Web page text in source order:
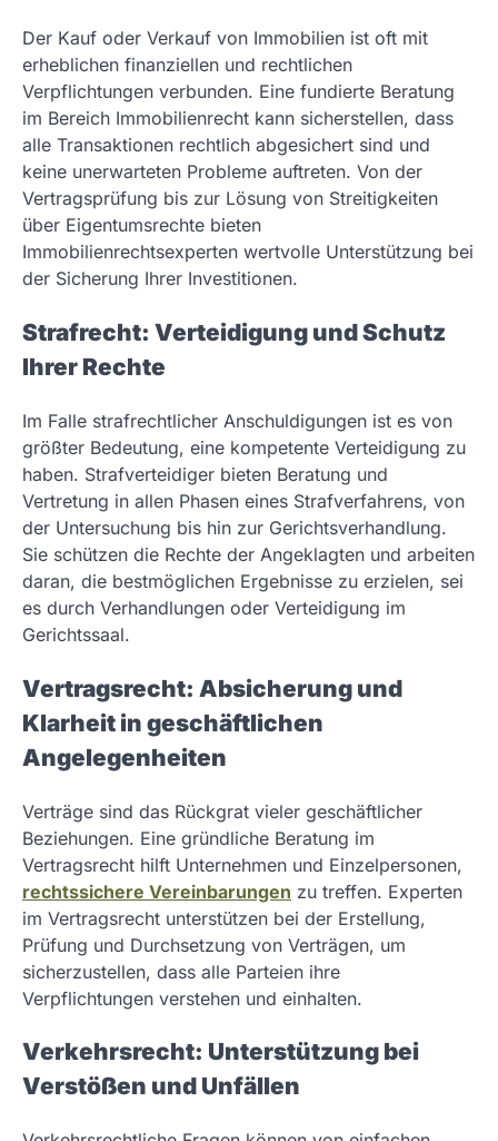
Der Kauf oder Verkauf von Immobilien ist oft mit
erheblichen finanziellen und rechtlichen
Verpflichtungen verbunden. Eine fundierte Beratung
im Bereich Immobilienrecht kann sicherstellen, dass
alle Transaktionen rechtlich abgesichert sind und
keine unerwarteten Probleme auftreten. Von der
Vertragsprüfung bis zur Lösung von Streitigkeiten
über Eigentumsrechte bieten
Immobilienrechtsexperten wertvolle Unterstützung bei
der Sicherung Ihrer Investitionen.
Strafrecht: Verteidigung und Schutz
Ihrer Rechte
Im Falle strafrechtlicher Anschuldigungen ist es von
größter Bedeutung, eine kompetente Verteidigung zu
haben. Strafverteidiger bieten Beratung und
Vertretung in allen Phasen eines Strafverfahrens, von
der Untersuchung bis hin zur Gerichtsverhandlung.
Sie schützen die Rechte der Angeklagten und arbeiten
daran, die bestmöglichen Ergebnisse zu erzielen, sei
es durch Verhandlungen oder Verteidigung im
Gerichtssaal.
Vertragsrecht: Absicherung und
Klarheit in geschäftlichen
Angelegenheiten
Verträge sind das Rückgrat vieler geschäftlicher
Beziehungen. Eine gründliche Beratung im
Vertragsrecht hilft Unternehmen und Einzelpersonen,
rechtssichere Vereinbarungen zu treffen. Experten
im Vertragsrecht unterstützen bei der Erstellung,
Prüfung und Durchsetzung von Verträgen, um
sicherzustellen, dass alle Parteien ihre
Verpflichtungen verstehen und einhalten.
Verkehrsrecht: Unterstützung bei
Verstößen und Unfällen